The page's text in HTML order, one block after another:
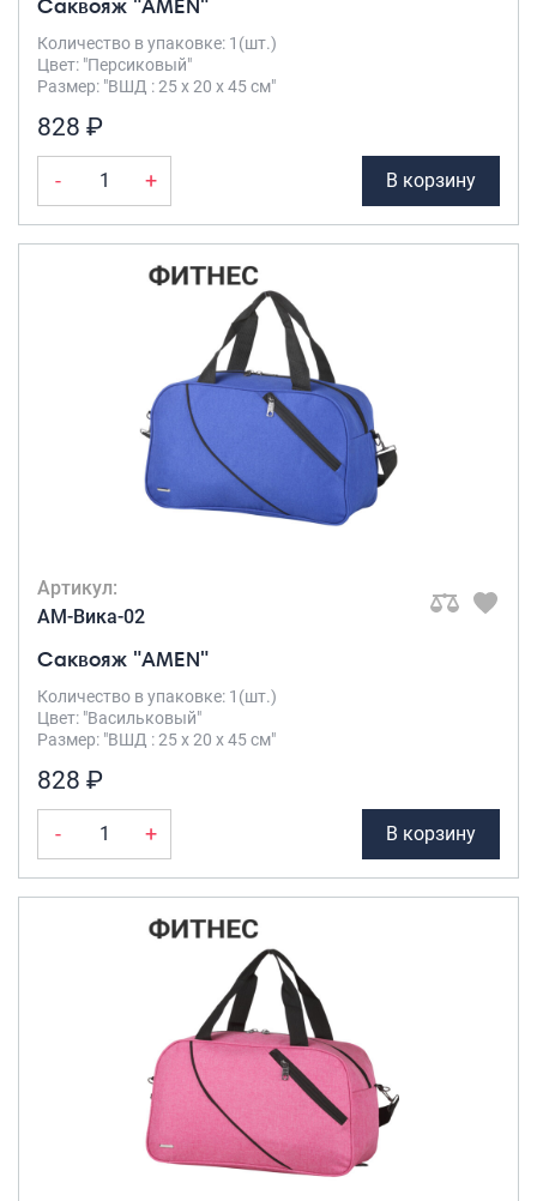
Количество в упаковке: 1(шт.)
Цвет: "Персиковый"
Размер: "ВШД : 25 х 20 х 45 см"
828 ₽
- + В корзину
Артикул:
AM-Вика-02
Саквояж "AMEN"
Количество в упаковке: 1(шт.)
Цвет: "Васильковый"
Размер: "ВШД : 25 х 20 х 45 см"
828 ₽
- + В корзину